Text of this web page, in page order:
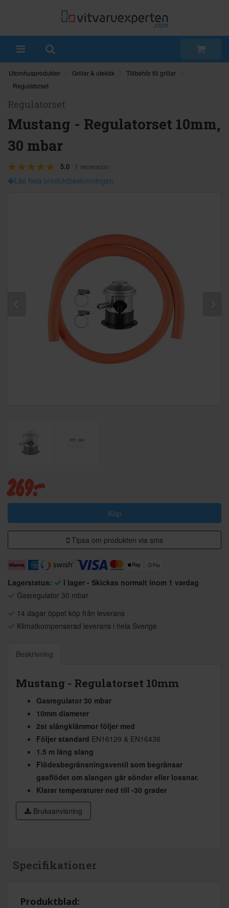
Utomhusprodukter Grillar & utekök
Tillbehör till grillar
Regulatorset
Regulatorset
Mustang - Regulatorset 10mm,
30 mbar
5.0 1 recension
Läs hela produktbeskrivningen
269:-
Köp
Tipsa om produkten via sms
Lagerstatus:
I lager - Skickas normalt inom 1 vardag
Gasregulator 30 mbar
14 dagar öppet köp från leverans
Klimatkompenserad leverans i hela Sverige
Beskrivning
Mustang - Regulatorset 10mm
Gasregulator 30 mbar
10mm diameter
2st slängklämmor följer med
Följer standard EN16129 & EN16436
1.5 m lång slang
Flödesbegränsningsventil som begränsar
gasflödet om slangen går sönder eller lossnar.
Klarar temperaturer ned till -30 grader
Bruksanvisning
Specifikationer
Produktblad: